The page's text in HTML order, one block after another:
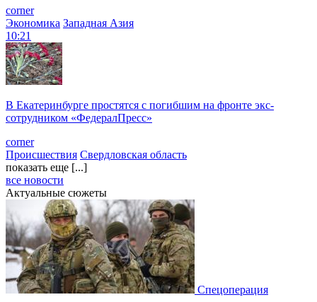
corner
Экономика Западная Азия
10:21
В Екатеринбурге простятся с погибшим на фронте экс-
сотрудником «ФедералПресс»
corner
Происшествия Свердловская область
показать еще [...]
все новости
Актуальные сюжеты
Спецоперация